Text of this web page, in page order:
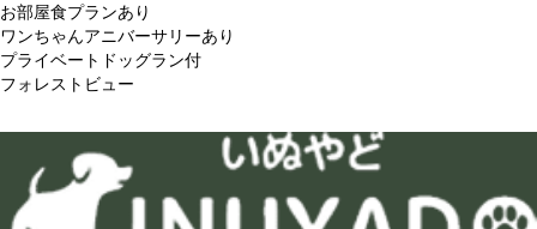
お部屋食プランあり
ワンちゃんアニバーサリーあり
プライベートドッグラン付
フォレストビュー